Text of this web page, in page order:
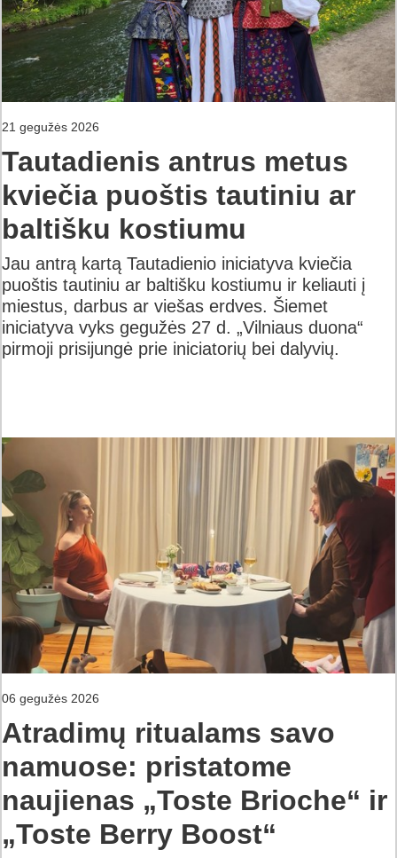
21 gegužės 2026
Tautadienis antrus metus
kviečia puoštis tautiniu ar
baltišku kostiumu
Jau antrą kartą Tautadienio iniciatyva kviečia
puoštis tautiniu ar baltišku kostiumu ir keliauti į
miestus, darbus ar viešas erdves. Šiemet
iniciatyva vyks gegužės 27 d. „Vilniaus duona“
pirmoji prisijungė prie iniciatorių bei dalyvių.
06 gegužės 2026
Atradimų ritualams savo
namuose: pristatome
naujienas „Toste Brioche“ ir
„Toste Berry Boost“